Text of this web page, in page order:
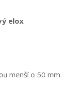
elox
menší o 50 mm